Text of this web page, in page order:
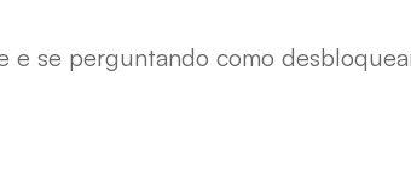
e se perguntando como